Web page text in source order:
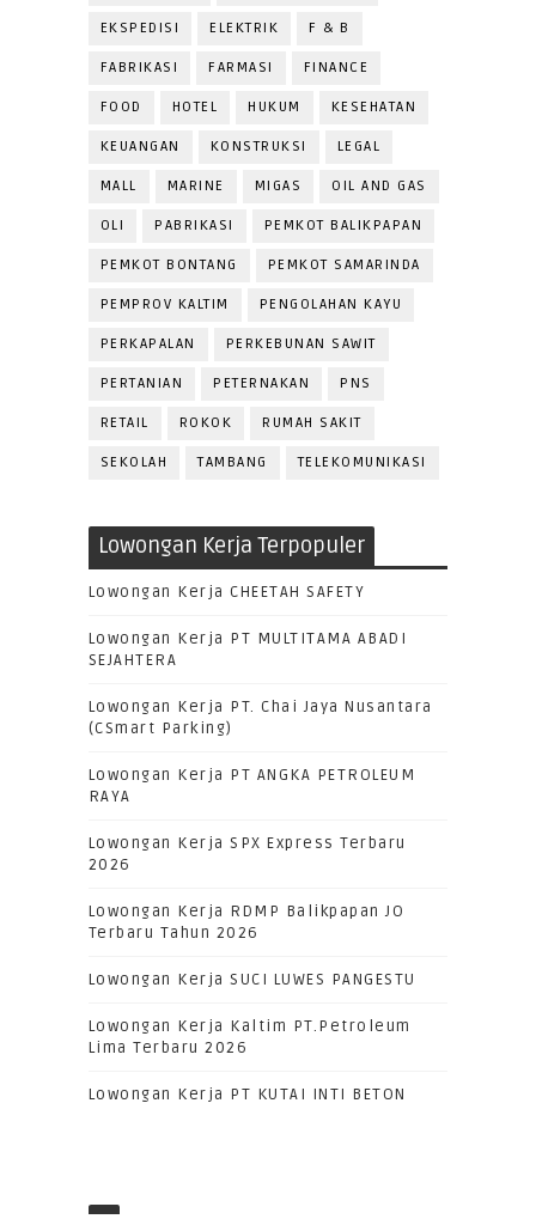
EKSPEDISI ELEKTRIK F & B
FABRIKASI FARMASI FINANCE
FOOD HOTEL HUKUM KESEHATAN
KEUANGAN KONSTRUKSI LEGAL
MALL MARINE MIGAS OIL AND GAS
OLI PABRIKASI PEMKOT BALIKPAPAN
PEMKOT BONTANG PEMKOT SAMARINDA
PEMPROV KALTIM PENGOLAHAN KAYU
PERKAPALAN PERKEBUNAN SAWIT
PERTANIAN PETERNAKAN PNS
RETAIL ROKOK RUMAH SAKIT
SEKOLAH TAMBANG TELEKOMUNIKASI
Lowongan Kerja Terpopuler
Lowongan Kerja CHEETAH SAFETY
Lowongan Kerja PT MULTITAMA ABADI
SEJAHTERA
Lowongan Kerja PT. Chai Jaya Nusantara
(CSmart Parking)
Lowongan Kerja PT ANGKA PETROLEUM
RAYA
Lowongan Kerja SPX Express Terbaru
2026
Lowongan Kerja RDMP Balikpapan JO
Terbaru Tahun 2026
Lowongan Kerja SUCI LUWES PANGESTU
Lowongan Kerja Kaltim PT.Petroleum
Lima Terbaru 2026
Lowongan Kerja PT KUTAI INTI BETON